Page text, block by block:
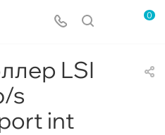
0
LSI
s
int